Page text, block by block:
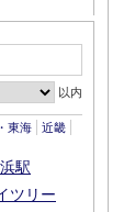
以内
東海
近畿
駅
ツリー